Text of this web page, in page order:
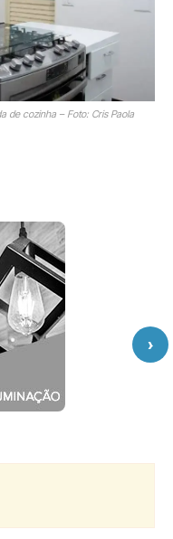
de cozinha – Foto: Cris Paola
›